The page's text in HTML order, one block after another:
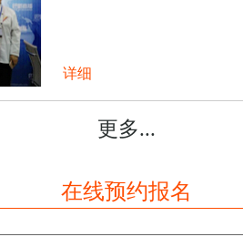
详细
更多...
在线预约报名